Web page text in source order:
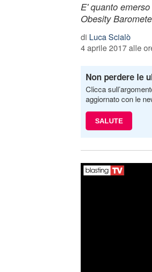
E' quanto
Obesity
di Luca Scialò
4 aprile 2017 alle
Non perdere le
Clicca
aggiornato con le
SALUTE